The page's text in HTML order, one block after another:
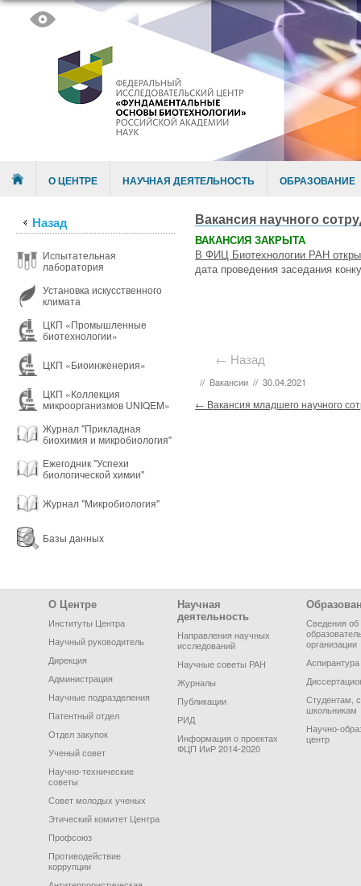
Menu О ЦЕНТРЕ НАУЧНАЯ ДЕЯТЕЛЬНОСТЬ ОБРАЗОВАНИЕ
Назад
Испытательная
лаборатория
Установка искусственного
климата
ЦКП «Промышленные
биотехнологии»
ЦКП «Биоинженерия»
ЦКП «Коллекция
микроорганизмов UNIQEM»
Журнал "Прикладная
биохимия и микробиология"
Ежегодник "Успехи
биологической химии"
Журнал "Микробиология"
Базы данных
Вакансия научного
ВАКАНСИЯ ЗАКРЫТА
В ФИЦ Биотехнологии РАН
дата проведения заседания
← Назад
// Вакансии // 30.04.2021
Post navigation
← Вакансия младшего научного
Footer Menu
О Центре
Институты Центра
Научный руководитель
Дирекция
Администрация
Научные подразделения
Патентный отдел
Отдел закупок
Ученый совет
Научно-технические
советы
Совет молодых ученых
Этический комитет Центра
Профсоюз
Противодействие
коррупции
Научная
деятельность
Направления научных
исследований
Научные советы РАН
Журналы
Публикации
РИД
Информация о проектах
ФЦП ИиР 2014-2020
Сведения об
организации
Аспирантура
Студентам,
школьникам
Научно-
центр